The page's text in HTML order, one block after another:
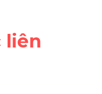
liên